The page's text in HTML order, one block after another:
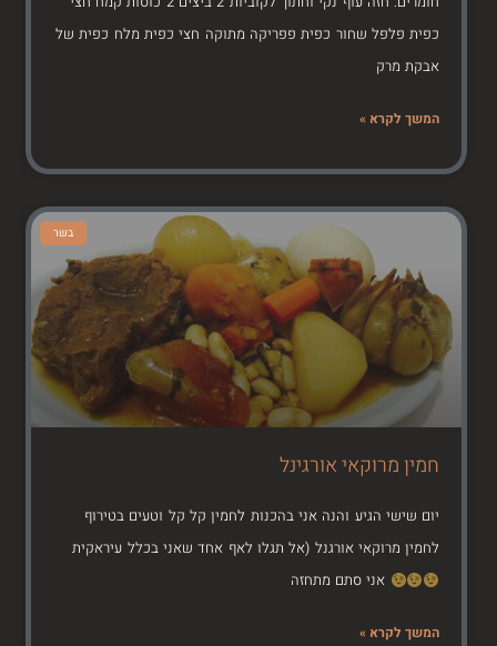
כפית פלפל שחור כפית פפריקה מתוקה חצי כפית מלח כפית של
אבקת מרק
המשך לקרא »
בשר
חמין מרוקאי אורגינל
יום שישי הגיע והנה אני בהכנות לחמין קל קל וטעים בטירוף
לחמין מרוקאי אורגנל (אל תגלו לאף אחד שאני בכלל עיראקית
אני סתם מתחזה
המשך לקרא »